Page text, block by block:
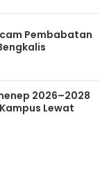
Pembabatan
2026–2028
Lewat